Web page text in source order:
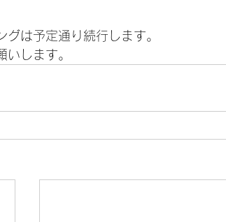
グは予定通り続行します。
いします。